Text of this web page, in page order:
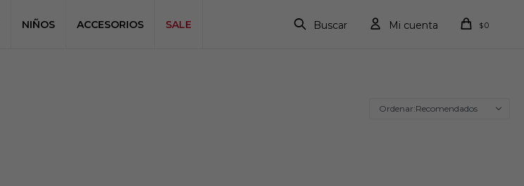
NIÑOS ACCESORIOS SALE $0
Recomendados